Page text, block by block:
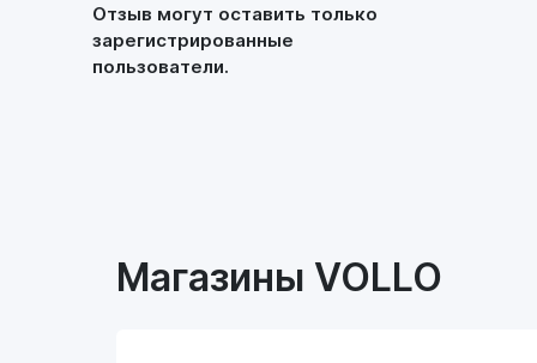
Отзыв могут оставить только
зарегистрированные
пользователи.
Магазины VOLLO